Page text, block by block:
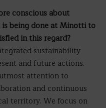
conscious about
being done at Minotti to
in this regard?
sustainability
and future actions.
attention to
and continuous
territory. We focus on